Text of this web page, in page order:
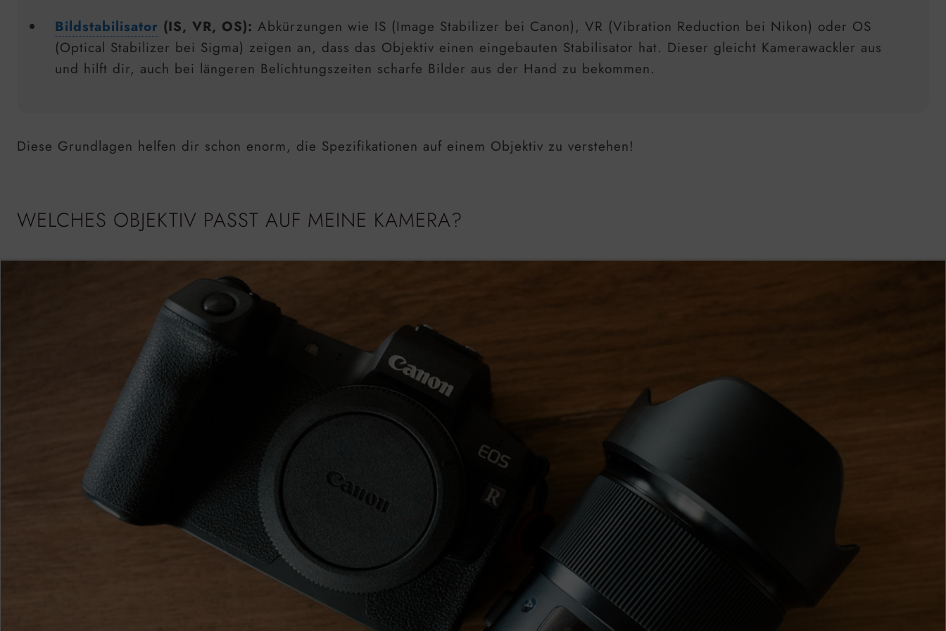
Bildstabilisator (IS, VR, OS): Abkürzungen wie IS (Image Stabilizer bei Canon), VR (Vibration Reduction bei Nikon) oder OS
(Optical Stabilizer bei Sigma) zeigen an, dass das Objektiv einen eingebauten Stabilisator hat. Dieser gleicht Kamerawackler aus
und hilft dir, auch bei längeren Belichtungszeiten scharfe Bilder aus der Hand zu bekommen.
Diese Grundlagen helfen dir schon enorm, die Spezifikationen auf einem Objektiv zu verstehen!
WELCHES OBJEKTIV PASST AUF MEINE KAMERA?